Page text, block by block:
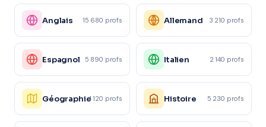
Anglais 15 680 profs Allemand 3 210 profs
Espagnol 5 890 profs Italien 2 140 profs
Géographie4 120 profs Histoire 5 230 profs